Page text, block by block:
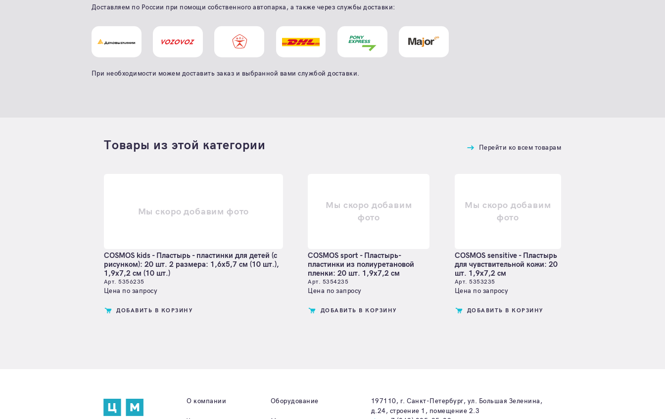
Доставляем по России при помощи собственного автопарка, а также через службы доставки:
При необходимости можем доставить заказ и выбранной вами службой доставки.
Товары из этой категории Перейти ко всем товарам
Мы скоро добавим фото
COSMOS kids - Пластырь - пластинки для детей (с
рисунком): 20 шт. 2 размера: 1,6х5,7 см (10 шт.),
1,9х7,2 см (10 шт.)
Арт. 5356235
Цена по запросу
ДОБАВИТЬ В КОРЗИНУ
Мы скоро добавим
фото
COSMOS sport - Пластырь-
пластинки из полиуретановой
пленки: 20 шт. 1,9х7,2 см
Арт. 5354235
Цена по запросу
ДОБАВИТЬ В КОРЗИНУ
Мы скоро добавим
фото
COSMOS sensitive - Пластырь
для чувствительной кожи: 20
шт. 1,9х7,2 см
Арт. 5353235
Цена по запросу
ДОБАВИТЬ В КОРЗИНУ
О компании Оборудование
197110, г. Санкт-Петербург, ул. Большая Зеленина,
д.24, строение 1, помещение 2.3